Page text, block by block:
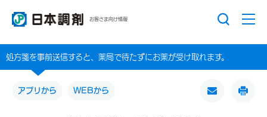
お客さま向け情報
処方箋を事前送信すると、薬局で待たずにお薬が受け取れます。
アプリから WEBから